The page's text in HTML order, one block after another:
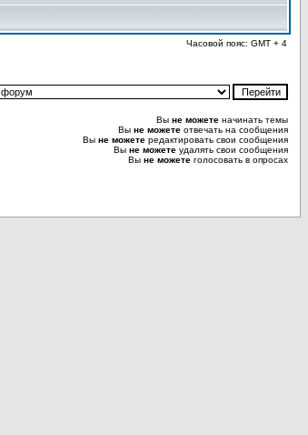
Часовой пояс: GMT + 4
Вы не можете начинать темы
Вы не можете отвечать на сообщения
Вы не можете редактировать свои сообщения
Вы не можете удалять свои сообщения
Вы не можете голосовать в опросах